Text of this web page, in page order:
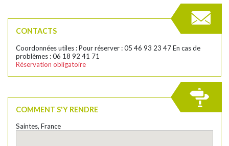
CONTACTS
Coordonnées utiles : Pour réserver : 05 46 93 23 47 En cas de
problèmes : 06 18 92 41 71
Réservation obligatoire
COMMENT S'Y RENDRE
Saintes, France